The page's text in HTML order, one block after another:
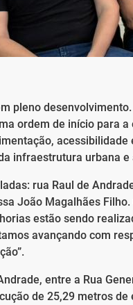
pleno
ordem de início para
infraestrutura urbana
rua Raul de
João Magalhães
estão sendo
avançando com
entre a Rua
de 25,29 metros